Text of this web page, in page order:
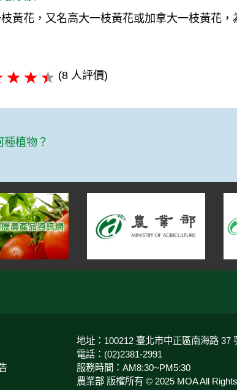
黃花，又名高大一枝黃花或加拿大一枝黃花
(8 人評價)
種植物？
地址：100212 臺北市中正區南海路 37
電話：(02)2381-2991
服務時間：AM8:30~PM5:30
農業部 版權所有 © 2025 MOA All